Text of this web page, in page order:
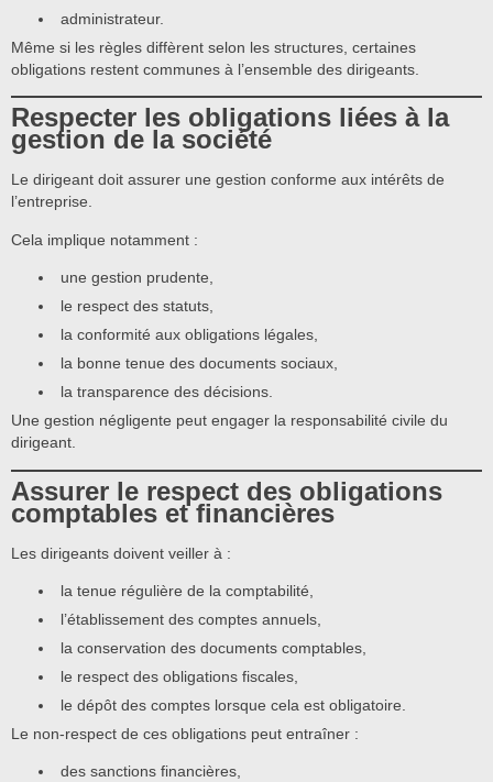
administrateur.
Même si les règles diffèrent selon les structures, certaines
obligations restent communes à l’ensemble des dirigeants.
Respecter les obligations liées à la
gestion de la société
Le dirigeant doit assurer une gestion conforme aux intérêts de
l’entreprise.
Cela implique notamment :
une gestion prudente,
le respect des statuts,
la conformité aux obligations légales,
la bonne tenue des documents sociaux,
la transparence des décisions.
Une gestion négligente peut engager la responsabilité civile du
dirigeant.
Assurer le respect des obligations
comptables et financières
Les dirigeants doivent veiller à :
la tenue régulière de la comptabilité,
l’établissement des comptes annuels,
la conservation des documents comptables,
le respect des obligations fiscales,
le dépôt des comptes lorsque cela est obligatoire.
Le non-respect de ces obligations peut entraîner :
des sanctions financières,